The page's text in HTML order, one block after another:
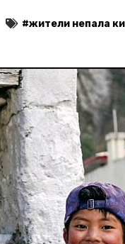
#жители непала